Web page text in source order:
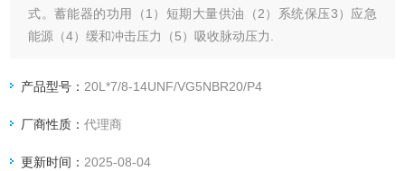
式。蓄能器的功用（1）短期大量供油（2）系统保压3）应急
能源（4）缓和冲击压力（5）吸收脉动压力.
产品型号： 20L*7/8-14UNF/VG5NBR20/P4
厂商性质：代理商
更新时间： 2025-08-04